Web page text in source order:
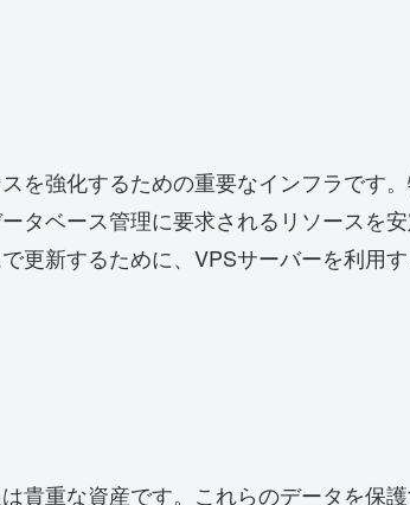
を強化するための重要なインフラです
タベース管理に要求されるリソースを
更新するために、VPSサーバーを利用
貴重な資産です。これらのデータを保